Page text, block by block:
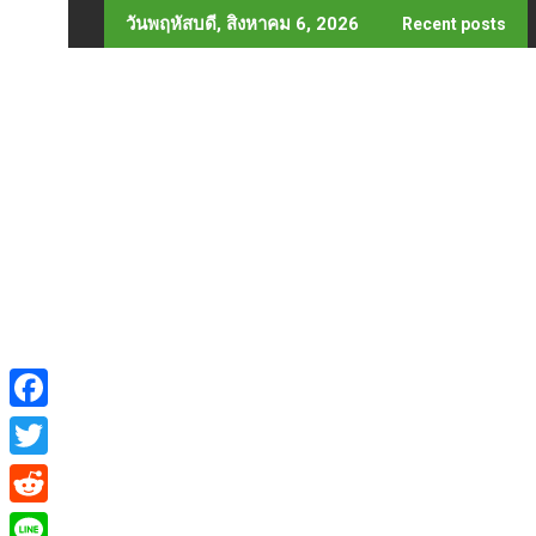
to
วันพฤหัสบดี, สิงหาคม 6, 2026 Recent posts
F
a
c
T
w
R